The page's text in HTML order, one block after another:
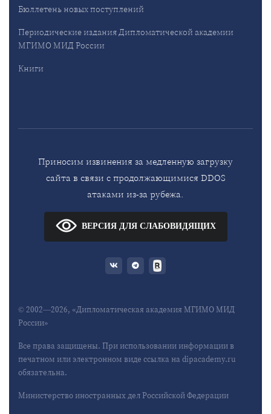
Бюллетень новых поступлений
Периодические издания Дипломатической академии
МГИМО МИД России
Книги
Приносим извинения за медленную загрузку
сайта в связи с продолжающимися DDOS
атаками из-за рубежа.
ВЕРСИЯ ДЛЯ СЛАБОВИДЯЩИХ
© 2002—2026, «Дипломатическая академия МГИМО МИД
России»
Все права защищены. При использовании информации в
печатном или электронном виде ссылка на dipacademy.ru
обязательна.
Министерство иностранных дел Российской Федерации